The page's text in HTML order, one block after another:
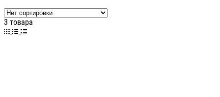
3 товара